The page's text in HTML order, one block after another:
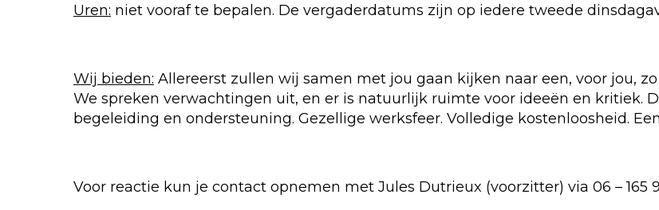
Uren: niet vooraf te bepalen. De vergaderdatums zijn op iedere tweede
Wij bieden: Allereerst zullen wij samen met jou gaan kijken naar een, voor jou,
We spreken verwachtingen uit, en er is natuurlijk ruimte voor ideeën en kritiek.
begeleiding en ondersteuning. Gezellige werksfeer. Volledige kostenloosheid.
Voor reactie kun je contact opnemen met Jules Dutrieux (voorzitter) via 06 – 165